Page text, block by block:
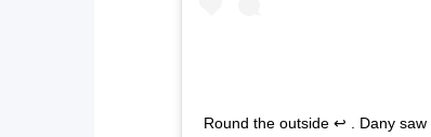
Round the outside ↩️ . Dany